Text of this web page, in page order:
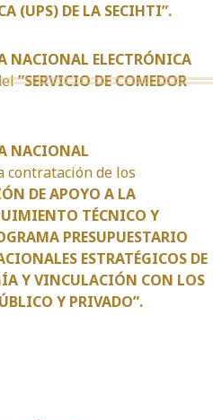
(UPS) DE LA SECIHTI”.
NACIONAL ELECTRÓNICA
”SERVICIO DE COMEDOR
NACIONAL
contratación de los
DE APOYO A LA
TÉCNICO Y
PRESUPUESTARIO
ESTRATÉGICOS DE
Y VINCULACIÓN CON LOS
Y PRIVADO”.